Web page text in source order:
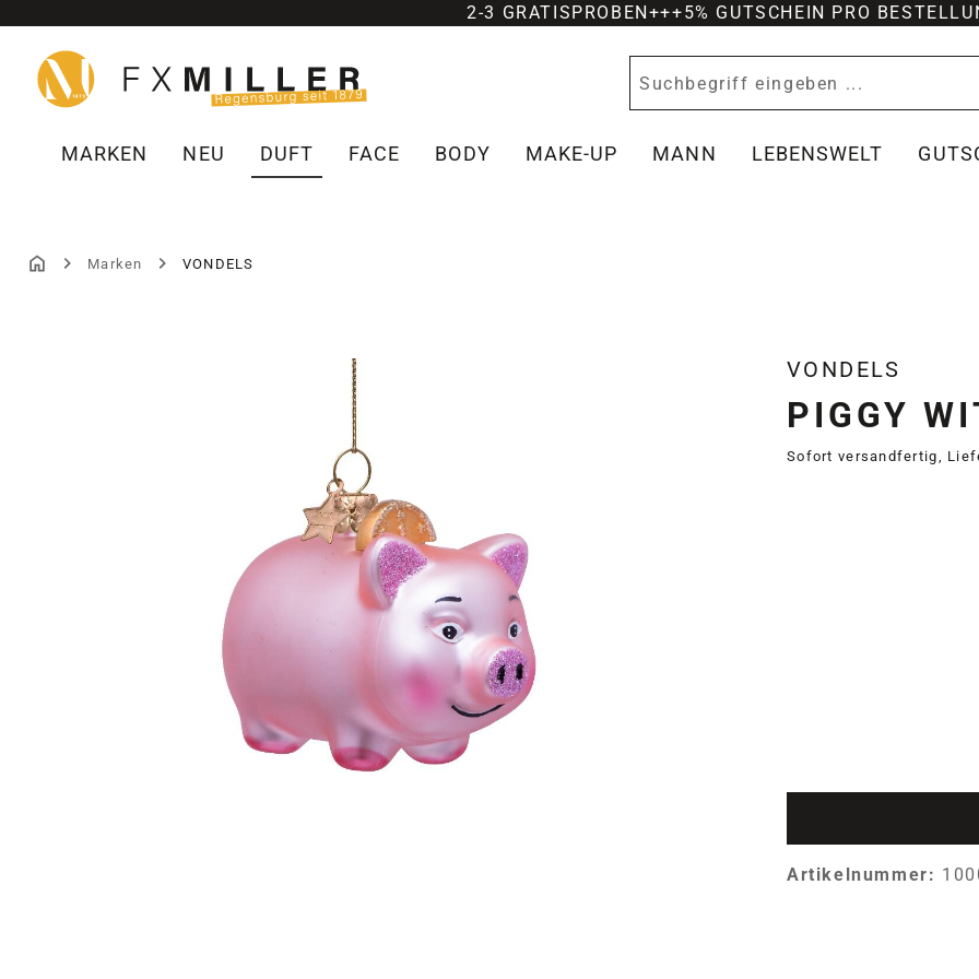
Hauptinhalt springen
Zur Suche springen
Zur Hauptnavigation springen
2-3 GRATISPROBEN+++5% GUTSCHEIN PRO
MARKEN NEU DUFT FACE BODY MAKE-UP MANN LEBENSWELT
Marken VONDELS
VONDELS
PIGGY
Sofort versandfertig,
Artikelnummer: